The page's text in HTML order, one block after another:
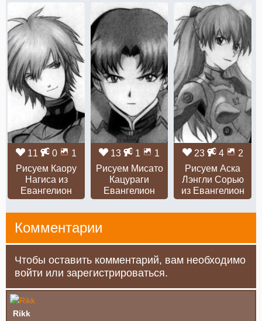
11 0
1
Рисуем Каору
Нагиса из
Евангелион
13 1
1
Рисуем Мисато
Кацураги
Евангелион
23 4
2
Рисуем Аска
Лэнгли Сорью
из Евангелион
Комментарии
Чтобы оставить комментарий, вам необходимо
войти или зарегистрироваться.
Rikk